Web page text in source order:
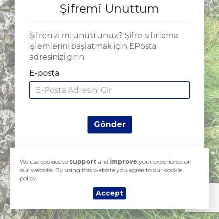
Şifremi Unuttum
Şifrenizi mi unuttunuz? Şifre sıfırlama
işlemlerini başlatmak için EPosta
adresinizi girin.
E-posta
Gönder
Copyright © 2026 Yorkshire Hosting. All Rights Reserved.
We use cookies to support and improve your experience on
our website. By using this website you agree to our cookie
policy.
Accept